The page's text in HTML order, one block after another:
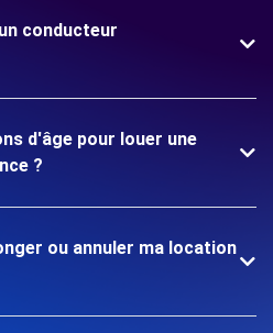
conducteur
d'âge pour louer une
?
ou annuler ma location